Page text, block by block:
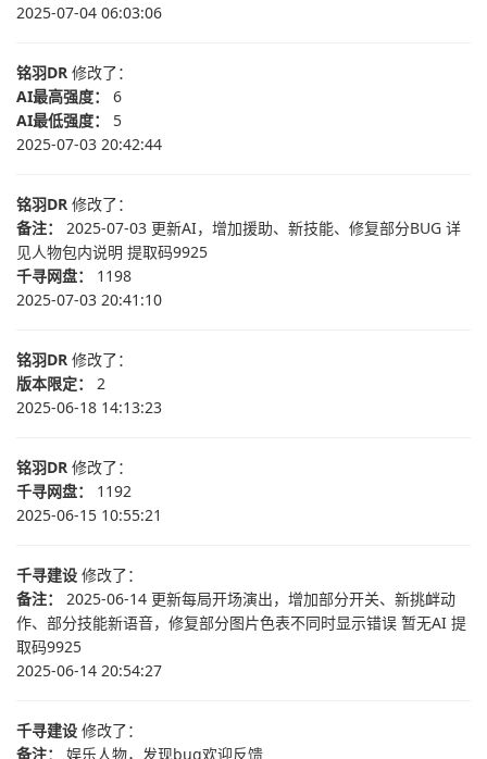
2025-07-04 06:03:06
铭羽DR 修改了：
AI最高强度： 6
AI最低强度： 5
2025-07-03 20:42:44
铭羽DR 修改了：
备注： 2025-07-03 更新AI，增加援助、新技能、修复部分BUG 详
见人物包内说明 提取码9925
千寻网盘： 1198
2025-07-03 20:41:10
铭羽DR 修改了：
版本限定： 2
2025-06-18 14:13:23
铭羽DR 修改了：
千寻网盘： 1192
2025-06-15 10:55:21
千寻建设 修改了：
备注： 2025-06-14 更新每局开场演出，增加部分开关、新挑衅动
作、部分技能新语音，修复部分图片色表不同时显示错误 暂无AI 提
取码9925
2025-06-14 20:54:27
千寻建设 修改了：
备注： 娱乐人物，发现bug欢迎反馈